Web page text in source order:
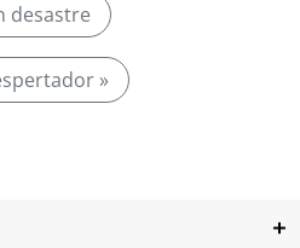
desastre
»